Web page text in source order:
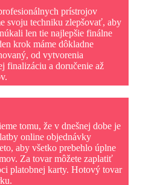
prístrojov
svoju techniku zlepšovať, aby
len tie najlepšie finálne
krok máme dôkladne
od vytvorenia
finalizáciu a doručenie až
tomu, že v dnešnej dobe je
online objednávky
aby všetko prebehlo úplne
Za tovar môžete zaplatiť
platobnej karty. Hotový tovar